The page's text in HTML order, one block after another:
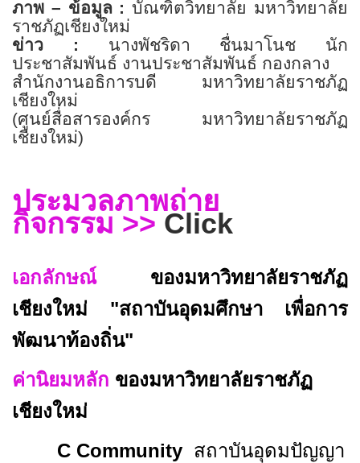
ภาพ – ข้อมูล : บัณฑิตวิทยาลัย มหาวิทยาลัย
ราชภัฏเชียงใหม่
ข่าว :
นางพัชริดา ชื่นมาโนช นัก
ประชาสัมพันธ์ งานประชาสัมพันธ์ กองกลาง
สำนักงานอธิการบดี มหาวิทยาลัยราชภัฏ
เชียงใหม่
(ศูนย์สื่อสารองค์กร มหาวิทยาลัยราชภัฏ
เชียงใหม่)
ประมวลภาพถ่าย
กิจกรรม >> Click
เอกลักษณ์
ของมหาวิทยาลัยราชภัฏ
เชียงใหม่ "สถาบันอุดมศึกษา เพื่อการ
พัฒนาท้องถิ่น"
ค่านิยมหลัก ของมหาวิทยาลัยราชภัฏ
เชียงใหม่
C Community สถาบันอุดมปัญญา